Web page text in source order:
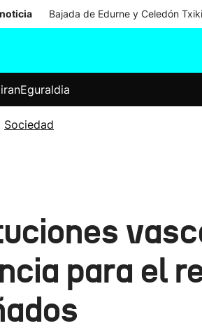
Bajada de Edurne y Celedón
Eguraldia
Sociedad
para el